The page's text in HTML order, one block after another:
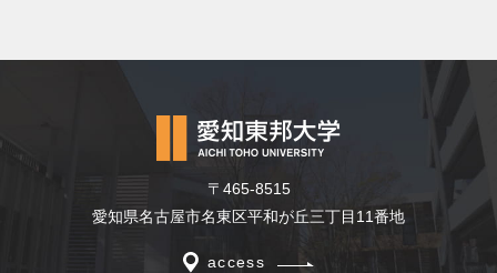
〒465-8515
愛知県名古屋市名東区平和が丘三丁目11番地
access